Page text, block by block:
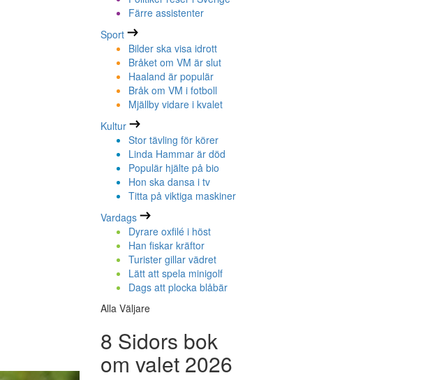
Färre assistenter
Sport
Bilder ska visa idrott
Bråket om VM är slut
Haaland är populär
Bråk om VM i fotboll
Mjällby vidare i kvalet
Kultur
Stor tävling för körer
Linda Hammar är död
Populär hjälte på bio
Hon ska dansa i tv
Titta på viktiga maskiner
Vardags
Dyrare oxfilé i höst
Han fiskar kräftor
Turister gillar vädret
Lätt att spela minigolf
Dags att plocka blåbär
Alla Väljare
8 Sidors bok
om valet 2026